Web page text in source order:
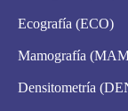
Ecografía (ECO)
Mamografía
Densitometría